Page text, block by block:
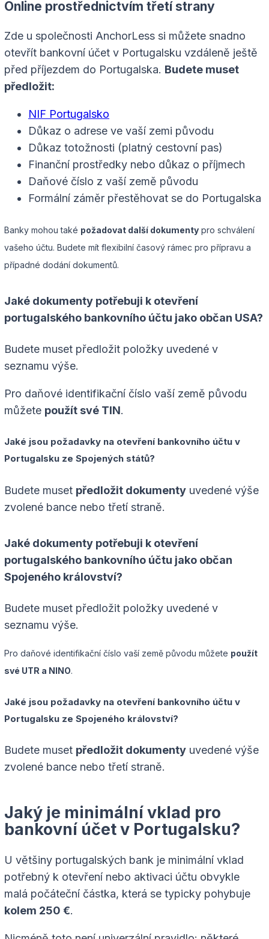
Online prostřednictvím třetí strany
Zde u společnosti AnchorLess si můžete snadno
otevřít bankovní účet v Portugalsku vzdáleně ještě
před příjezdem do Portugalska. Budete muset
předložit:
NIF Portugalsko
Důkaz o adrese ve vaší zemi původu
Důkaz totožnosti (platný cestovní pas)
Finanční prostředky nebo důkaz o příjmech
Daňové číslo z vaší země původu
Formální záměr přestěhovat se do Portugalska
Banky mohou také požadovat další dokumenty pro schválení
vašeho účtu. Budete mít flexibilní časový rámec pro přípravu a
případné dodání dokumentů.
Jaké dokumenty potřebuji k otevření
portugalského bankovního účtu jako občan USA?
Budete muset předložit položky uvedené v
seznamu výše.
Pro daňové identifikační číslo vaší země původu
můžete použít své TIN.
Jaké jsou požadavky na otevření bankovního účtu v
Portugalsku ze Spojených států?
Budete muset předložit dokumenty uvedené výše
zvolené bance nebo třetí straně.
Jaké dokumenty potřebuji k otevření
portugalského bankovního účtu jako občan
Spojeného království?
Budete muset předložit položky uvedené v
seznamu výše.
Pro daňové identifikační číslo vaší země původu můžete použít
své UTR a NINO.
Jaké jsou požadavky na otevření bankovního účtu v
Portugalsku ze Spojeného království?
Budete muset předložit dokumenty uvedené výše
zvolené bance nebo třetí straně.
Jaký je minimální vklad pro
bankovní účet v Portugalsku?
U většiny portugalských bank je minimální vklad
potřebný k otevření nebo aktivaci účtu obvykle
malá počáteční částka, která se typicky pohybuje
kolem 250 €.